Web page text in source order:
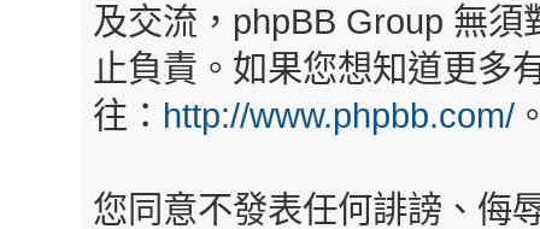
及交流，phpBB Group 無
止負責。如果您想知道更多
往： http://www.phpbb.com/
您同意不發表任何誹謗、侮